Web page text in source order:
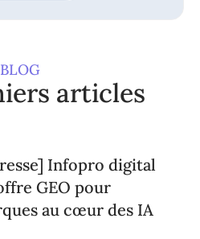
BLOG
articles
Infopro digital
GEO pour
au cœur des IA